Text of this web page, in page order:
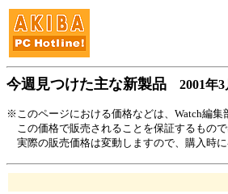
今週見つけた主な新製品 2001年3
※このページにおける価格などは、Watch編集
この価格で販売されることを保証するもので
実際の販売価格は変動しますので、購入時に